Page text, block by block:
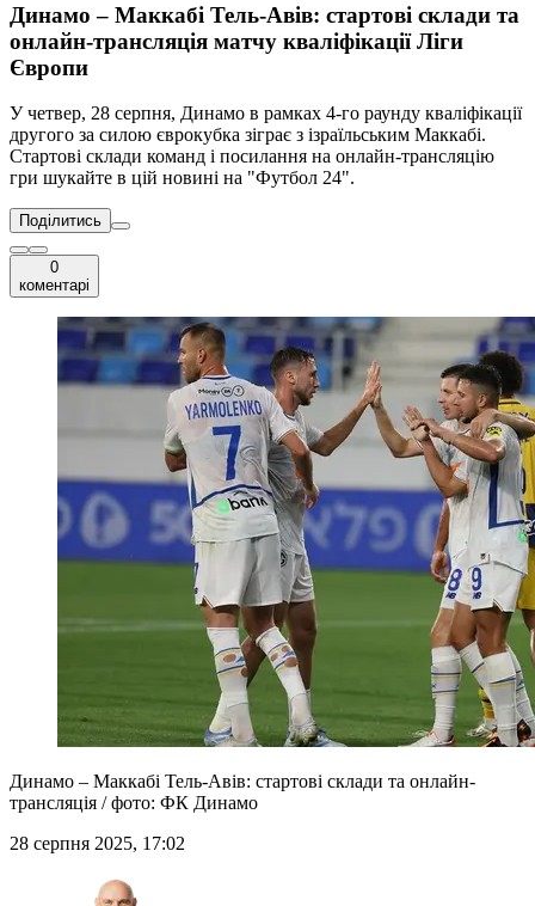
Динамо – Маккабі Тель-Авів: стартові склади та
онлайн-трансляція матчу кваліфікації Ліги
Європи
У четвер, 28 серпня, Динамо в рамках 4-го раунду кваліфікації
другого за силою єврокубка зіграє з ізраїльським Маккабі.
Стартові склади команд і посилання на онлайн-трансляцію
гри шукайте в цій новині на "Футбол 24".
Поділитись
0
коментарі
Динамо – Маккабі Тель-Авів: стартові склади та онлайн-
трансляція / фото: ФК Динамо
28 серпня 2025, 17:02